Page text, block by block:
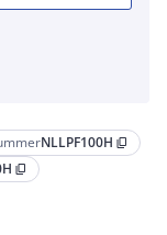
NLLPF100H content_copy
content_copy